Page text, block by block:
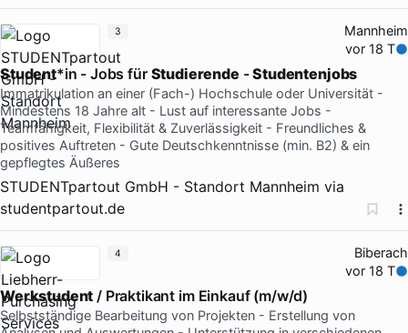
Mannheim
vor 18 T
Student*in - Jobs für Studierende -Studentenjobs
Immatrikulation an einer (Fach-) Hochschule oder Universität -
Mindestens 18 Jahre alt - Lust auf interessante Jobs -
Teamfähigkeit, Flexibilität & Zuverlässigkeit - Freundliches &
positives Auftreten - Gute Deutschkenntnisse (min. B2) & ein
gepflegtes Äußeres
STUDENTpartout GmbH - Standort Mannheim via
studentpartout.de
3
Biberach
vor 18 T
Werkstudent / Praktikant im Einkauf (m/w/d)
Selbstständige Bearbeitung von Projekten - Erstellung von
4